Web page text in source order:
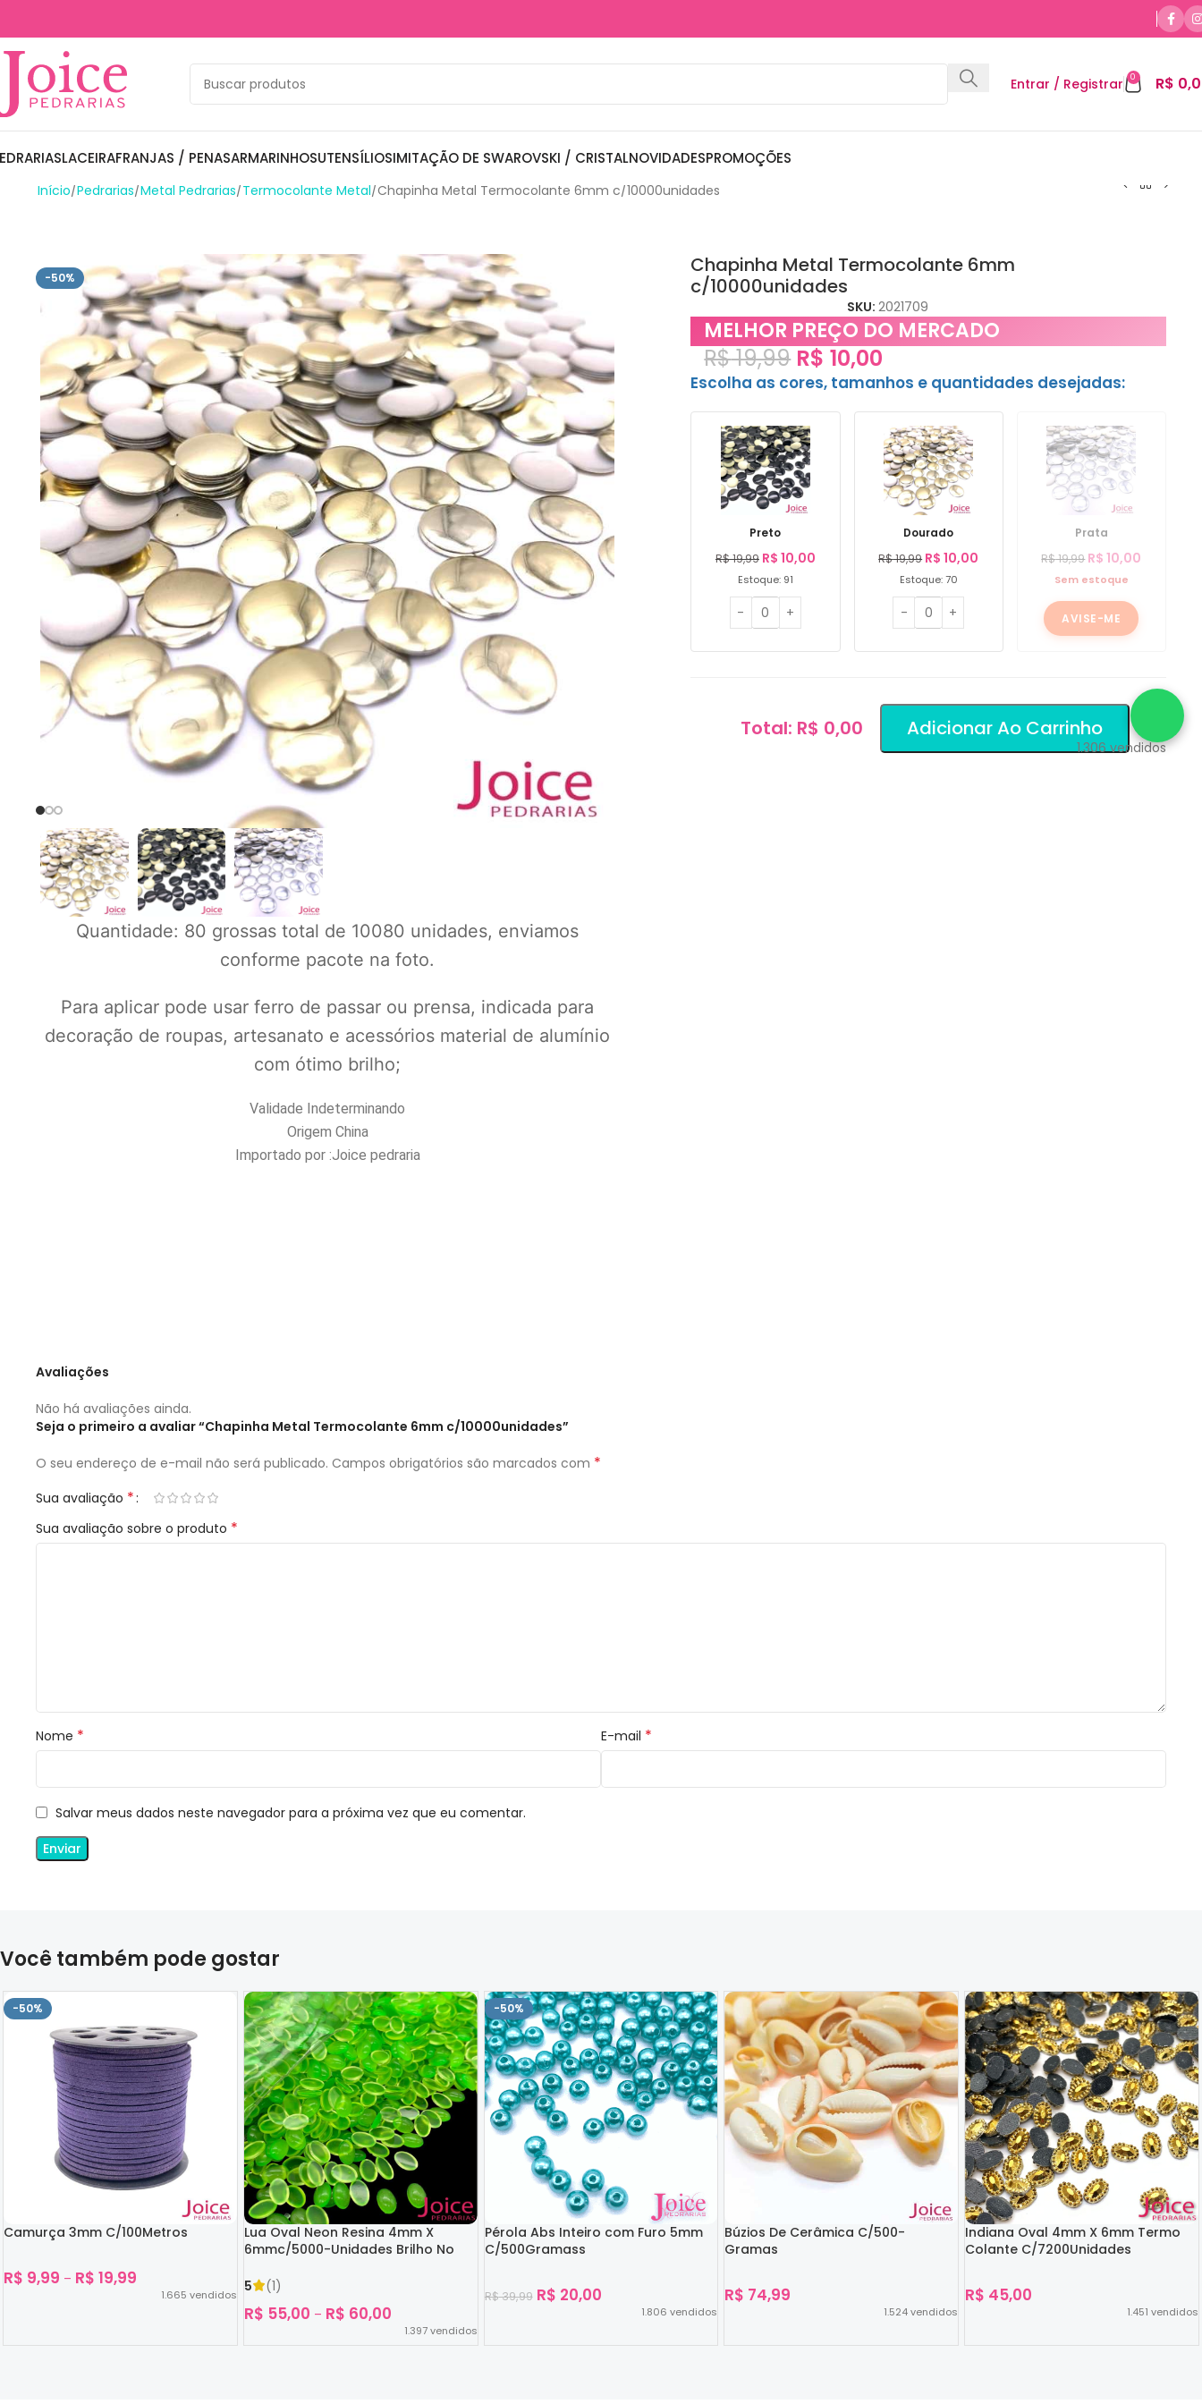
Entrar / Registrar 0 R$
LACEIRAFRANJAS / PENASARMARINHOSUTENSÍLIOSIMITAÇÃO DE SWAROVSKI / CRISTALNOVIDADESPROMOÇÕES
Início Pedrarias Metal Pedrarias Termocolante Metal Chapinha Metal Termocolante 6mm c/10000unidades
-50%
Quantidade: 80 grossas total de 10080 unidades, enviamos
conforme pacote na foto.
Para aplicar pode usar ferro de passar ou prensa, indicada para
decoração de roupas, artesanato e acessórios material de alumínio
com ótimo brilho;
Validade Indeterminando
Origem China
Importado por :Joice pedraria
Chapinha Metal Termocolante 6mm
c/10000unidades
SKU:2021709
MELHOR PREÇO DO MERCADO
R$19,99 R$ 10,00
Escolha as cores, tamanhos e quantidades desejadas:
Preto
R$19,99 R$ 10,00
Estoque: 91
Dourado
R$19,99 R$ 10,00
Estoque: 70
Prata
R$19,99 R$ 10,00
Sem estoque
AVISE-ME
Total: R$ 0,00 Adicionar Ao Carrinho
1.306vendidos
Avaliações
Não há avaliações ainda.
Seja o primeiro a avaliar “Chapinha Metal Termocolante 6mm c/10000unidades”
O seu endereço de e-mail não será publicado. Campos obrigatórios são marcados com *
Sua avaliação *
Sua avaliação sobre o produto *
Nome * E-mail *
Salvar meus dados neste navegador para a próxima vez que eu comentar.
Você também pode gostar
-50%
Camurça 3mm C/100Metros
R$ 9,99 – R$ 19,99
1.665 vendidos
Lua Oval Neon Resina 4mm X
6mmc/5000-Unidades Brilho No
5
(1)
R$ 55,00 – R$ 60,00
1.397vendidos
-50%
Pérola Abs Inteiro com Furo 5mm
C/500Gramass
R$39,99 R$ 20,00
1.806 vendidos
Búzios De Cerâmica C/500-
Gramas
R$ 74,99
1.524vendidos
Indiana Oval 4mm X 6mm Termo
Colante C/7200Unidades
R$ 45,00
1.451 vendidos